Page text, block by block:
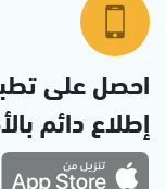
احصل على
إطلاع دائم